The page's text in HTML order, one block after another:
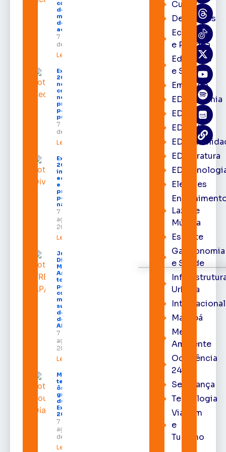
com mais
de R$ 668
milhões
destinados
ao Amapá
7 de agosto
de 2026
Leia mais »
Expofeira
2026 começa
neste sábado
com shows,
negócios e
programação
para todos os
públicos
7 de agosto
de 2026
Leia mais »
Expofeira
2026
impulsiona
economia
e aumenta
procura
por hotéis
na capital
7 de
agosto de
2026
Leia mais »
Juiz
Diego
Moura de
Araújo
toma
posse
como
membro
substituto
do Pleno
do TRE-
AP
7 de
agosto de
2026
Leia mais »
Macapá
terá
ônibus
gratuitos
durante a
Expofeira
2026
7 de
agosto
de 2026
Leia mais
Cultura
Destaques
Economia
e Política
Educação
e Saúde
Emprego
EDacademia
EDbrasília
EDcast
EDliteratura
Eleições
Lazer e
Música
Esporte
Gastronomia
e Saúde
Urbana
Internacional
Macapá
Meio
Ambiente
Ocorrência
24h
Segurança
Tecnologia
Viagem
e
Turismo